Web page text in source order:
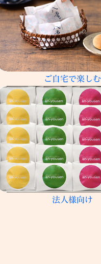
ご自宅で楽しむ
法人様向け